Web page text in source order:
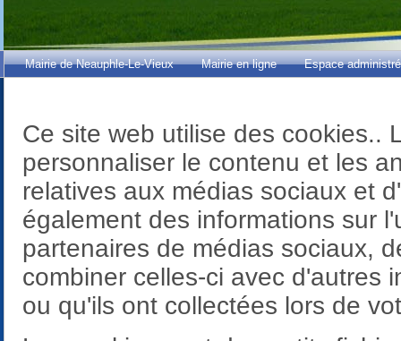
Mairie de Neauphle-Le-Vieux Mairie en ligne Espace
Ce site web utilise des cookies..
personnaliser le contenu et les
relatives aux médias sociaux et
également des informations sur
partenaires de médias sociaux,
combiner celles-ci avec d'autres
ou qu'ils ont collectées lors de